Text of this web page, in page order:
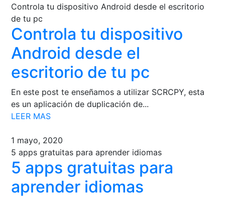
Controla tu dispositivo Android desde el escritorio
de tu pc
Controla tu dispositivo
Android desde el
escritorio de tu pc
En este post te enseñamos a utilizar SCRCPY, esta
es un aplicación de duplicación de...
LEER MAS
1 mayo, 2020
5 apps gratuitas para aprender idiomas
5 apps gratuitas para
aprender idiomas